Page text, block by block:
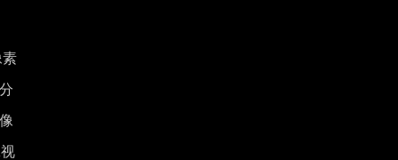
素